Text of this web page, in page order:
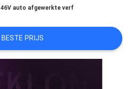
46V auto afgewerkte verf
BESTE PRIJS